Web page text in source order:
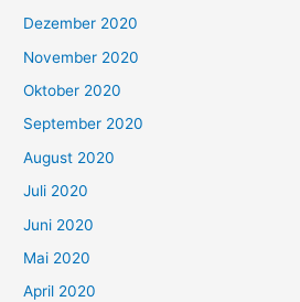
Dezember 2020
November 2020
Oktober 2020
September 2020
August 2020
Juli 2020
Juni 2020
Mai 2020
April 2020